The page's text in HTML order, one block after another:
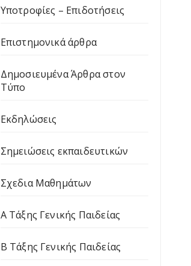
Υποτροφίες – Επιδοτήσεις
Επιστημονικά άρθρα
Δημοσιευμένα Άρθρα στον
Τύπο
Εκδηλώσεις
Σημειώσεις εκπαιδευτικών
Σχεδια Μαθημάτων
Α Τάξης Γενικής Παιδείας
Β Τάξης Γενικής Παιδείας